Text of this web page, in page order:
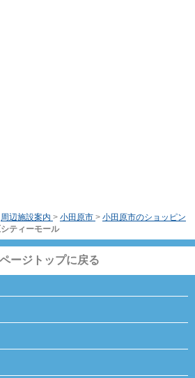
周辺施設案内 > 小田原市 > 小田原市のショッピン
ティーモール
ページトップに戻る